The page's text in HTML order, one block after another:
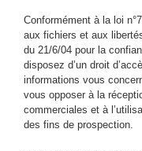
Conformément à la loi
aux fichiers et aux
du 21/6/04 pour la
disposez d’un droit
informations vous
vous opposer à la
commerciales et à
des fins de prospection.